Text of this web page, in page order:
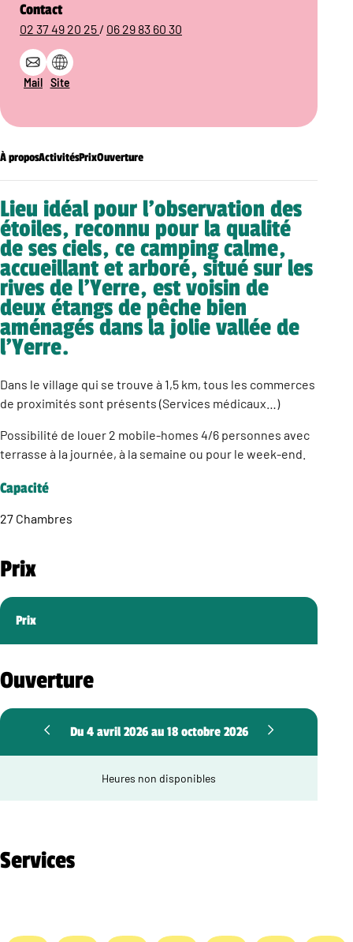
Contact
02 37 49 20 25 / 06 29 83 60 30
Mail Site
À proposActivitésPrixOuverture
Lieu idéal pour l’observation des
étoiles, reconnu pour la qualité
de ses ciels, ce camping calme,
accueillant et arboré, situé sur les
rives de l’Yerre, est voisin de
deux étangs de pêche bien
aménagés dans la jolie vallée de
l’Yerre.
Dans le village qui se trouve à 1,5 km, tous les commerces
de proximités sont présents (Services médicaux…)
Possibilité de louer 2 mobile-homes 4/6 personnes avec
terrasse à la journée, à la semaine ou pour le week-end.
Capacité
27 Chambres
Prix
Prix
Ouverture
Du 4 avril 2026 au 18 octobre 2026
Heures non disponibles
Services